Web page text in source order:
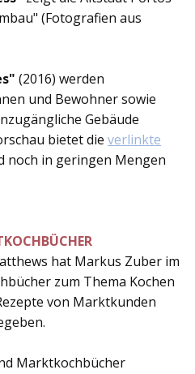
(Fotografien aus
(2016) werden
und Bewohner sowie
Gebäude
bietet die verlinkte
noch in geringen Mengen
hat Markus Zuber im
zum Thema Kochen
von Marktkunden
Marktkochbücher